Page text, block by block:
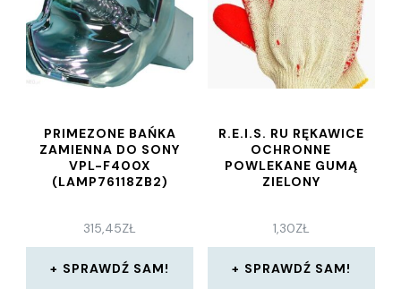
PRIMEZONE BAŃKA
ZAMIENNA DO SONY
VPL-F400X
(LAMP76118ZB2)
315,45ZŁ
SPRAWDŹ SAM!
R.E.I.S. RU RĘKAWICE
OCHRONNE
POWLEKANE GUMĄ
ZIELONY
1,30ZŁ
SPRAWDŹ SAM!